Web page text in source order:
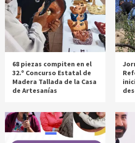
68 piezas compiten en el
32.º Concurso Estatal de
Madera Tallada de la Casa
de Artesanías